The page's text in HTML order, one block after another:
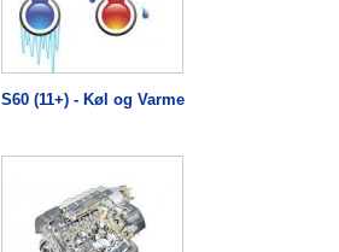
S60 (11+) - Køl og Varme